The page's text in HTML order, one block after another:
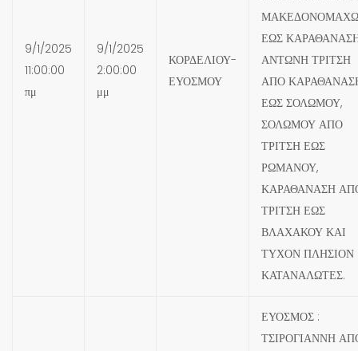
9/1/2025
11:00:00
πμ
9/1/2025
2:00:00
μμ
ΚΟΡΔΕΛΙΟΥ-
ΕΥΟΣΜΟΥ
ΕΩΣ
ΑΝΤΩΝΗ ΤΡΙΤΣΗ
ΑΠΟ
ΕΩΣ ΣΟΛΩΜΟΥ,
ΣΟΛΩΜΟΥ ΑΠΟ
ΤΡΙΤΣΗ ΕΩΣ
ΡΩΜΑΝΟΥ,
ΚΑΡΑΘΑΝΑΣΗ
ΤΡΙΤΣΗ ΕΩΣ
ΒΛΑΧΑΚΟΥ ΚΑΙ
ΤΥΧΟΝ ΠΛΗΣΙΟΝ
ΚΑΤΑΝΑΛΩΤΕΣ.
ΕΥΟΣΜΟΣ :
ΤΣΙΡΟΓΙΑΝΝΗ